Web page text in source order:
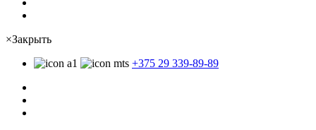
×Закрыть
+375 29 339-89-89